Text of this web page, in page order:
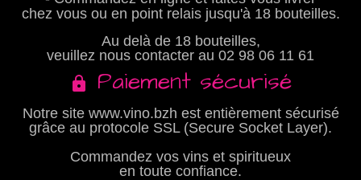
chez vous ou en point relais jusqu'à 18 bouteilles.
Au delà de 18 bouteilles,
veuillez nous contacter au 02 98 06 11 61
Paiement sécurisé
Notre site www.vino.bzh est entièrement sécurisé
grâce au protocole SSL (Secure Socket Layer).
Commandez vos vins et spiritueux
en toute confiance.